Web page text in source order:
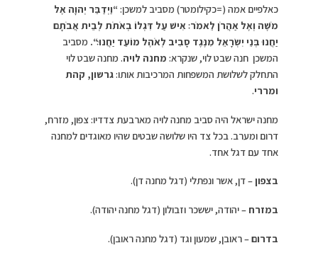
כאלפיים אמה (=כקילומטר) מסביב למשכן:“וַיְדַבֵּר יְהוָה אֶל
מֹשֶׁה וְאֶל אַהֲרֹן לֵאמֹר׃ אִישׁ עַל דִּגְלוֹ בְאֹתֹת לְבֵית אֲבֹתָם
יַחֲנוּ בְּנֵי יִשְׂרָאֵל מִנֶּגֶד סָבִיב לְאֹהֶל מוֹעֵד יַחֲנוּ׃“
. מסביב
המשכן חנה שבט לוי, שנקרא: מחנה לויה. מחנה שבט לוי
התחלק לשלושת המשפחות המרכיבות אותו:גרשון, קהת
ומררי.
מחנה ישראל היה סביב מחנה לויה מארבעת צדדיו: צפון, מזרח,
דרום ומערב. בכל צד היו שלושה שבטים שהיו מאוגדים למחנה
אחד עם דגל אחד.
בצפון – דן, אשר ונפתלי (דגל מחנה דן).
במזרח – יהודה, יששכר וזבולון (דגל מחנה יהודה).
בדרום– ראובן, שמעון וגד (דגל מחנה ראובן).